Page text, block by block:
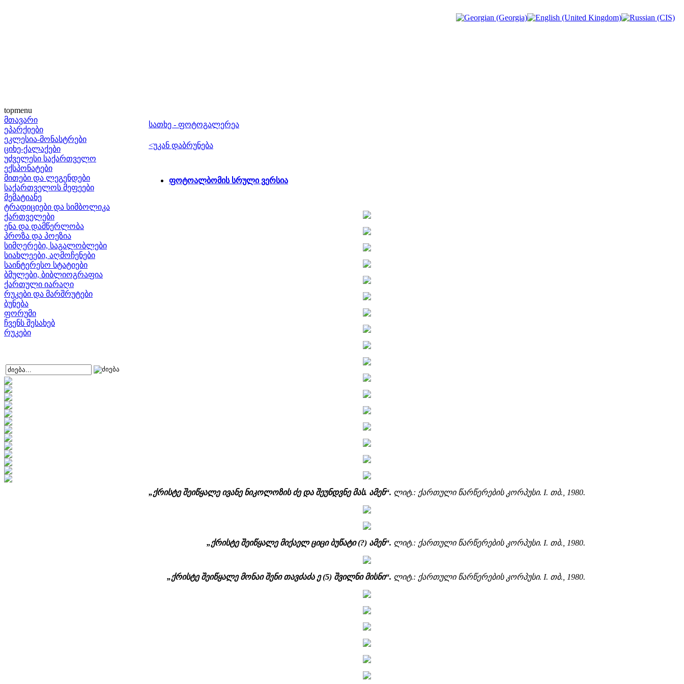
topmenu
მთავარი
ეპარქიები
ეკლესია-მონასტრები
ციხე-ქალაქები
უძველესი საქართველო
ექსპონატები
მითები და ლეგენდები
საქართველოს მეფეები
მემატიანე
ტრადიციები და სიმბოლიკა
ქართველები
ენა და დამწერლობა
პროზა და პოეზია
სიმღერები, საგალობლები
სიახლეები, აღმოჩენები
საინტერესო სტატიები
ბმულები, ბიბლიოგრაფია
ქართული იარაღი
რუკები და მარშრუტები
ბუნება
ფორუმი
ჩვენს შესახებ
რუკები
სათხე - ფოტოგალერეა
<უკან დაბრუნება
ფოტოალბომის სრული ვერსია
„ქრისტე შეიწყალე ივანე ნიკოლოზის ძე და შეუნდვნე მას. ამენ“. ლიტ.: ქართული წარწერების კორპუსი. I. თბ., 1980.
„ქრისტე შეიწყალე მიქაელ ციცი ბუწატი (?) ამენ“. ლიტ.: ქართული წარწერების კორპუსი. I. თბ., 1980.
„ქრისტე შეიწყალე მონაი შენი თავძაძა ე (5) შვილნი მისნი“. ლიტ.: ქართული წარწერების კორპუსი. I. თბ., 1980.